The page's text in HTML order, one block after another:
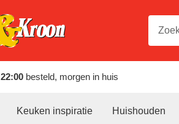
22:00 besteld, morgen in huis
Keuken inspiratie Huishouden